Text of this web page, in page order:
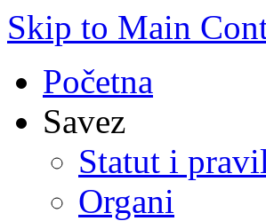
Skip to Main
Početna
Savez
Statut i
Organi